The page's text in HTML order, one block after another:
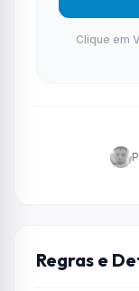
Clique em
Regras e